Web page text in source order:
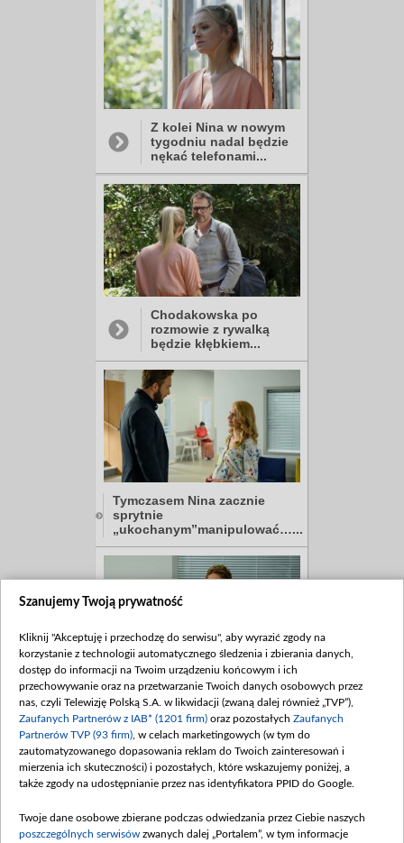
Z kolei Nina w nowym
tygodniu nadal będzie
nękać telefonami...
Chodakowska po
rozmowie z rywalką
będzie kłębkiem...
Tymczasem Nina zacznie
sprytnie
„ukochanym”manipulować…...
Serce biznesmena nadal
jednak będzie należeć
tylko do Asi…...
Szanujemy Twoją prywatność
Kliknij "Akceptuję i przechodzę do serwisu", aby wyrazić zgody na
korzystanie z technologii automatycznego śledzenia i zbierania danych,
dostęp do informacji na Twoim urządzeniu końcowym i ich
przechowywanie oraz na przetwarzanie Twoich danych osobowych przez
nas, czyli Telewizję Polską S.A. w likwidacji (zwaną dalej również „TVP”),
Zaufanych Partnerów z IAB* (1201 firm) oraz pozostałych Zaufanych
Partnerów TVP (93 firm) , w celach marketingowych (w tym do
zautomatyzowanego dopasowania reklam do Twoich zainteresowań i
mierzenia ich skuteczności) i pozostałych, które wskazujemy poniżej, a
także zgody na udostępnianie przez nas identyfikatora PPID do Google.
Twoje dane osobowe zbierane podczas odwiedzania przez Ciebie naszych
poszczególnych serwisów zwanych dalej „Portalem”, w tym informacje